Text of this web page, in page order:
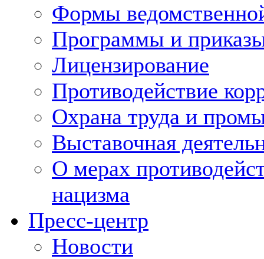
Формы
Программы и
Лицензирование
Противодействие
Охрана труда и
Выставочная
О мерах
нацизма
Пресс-центр
Новости